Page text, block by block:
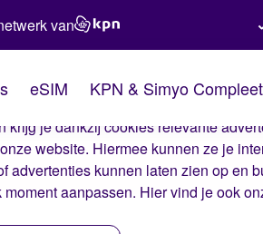
Met deze cookies zorgen wij ervoor
krijg je dankzij cookies relevante
website. Hiermee kunnen ze je
advertenties kunnen laten zien op en
moment aanpassen. Hier vind je ook
van
eSIM KPN & Simyo Compleet